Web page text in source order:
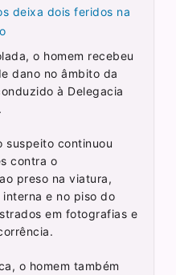
deixa dois feridos na
o homem recebeu
dano no âmbito da
à Delegacia
suspeito continuou
contra o
preso na viatura,
e no piso do
em fotografias e
o homem também